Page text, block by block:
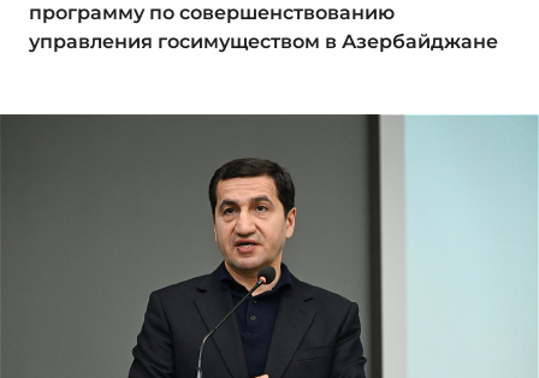
программу по совершенствованию
управления госимуществом в Азербайджане